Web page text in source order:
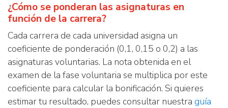
¿Cómo se ponderan las asignaturas en
función de la carrera?
Cada carrera de cada universidad asigna un
coeficiente de ponderación (0,1, 0,15 o 0,2) a las
asignaturas voluntarias. La nota obtenida en el
examen de la fase voluntaria se multiplica por este
coeficiente para calcular la bonificación. Si quieres
estimar tu resultado, puedes consultar nuestra guía